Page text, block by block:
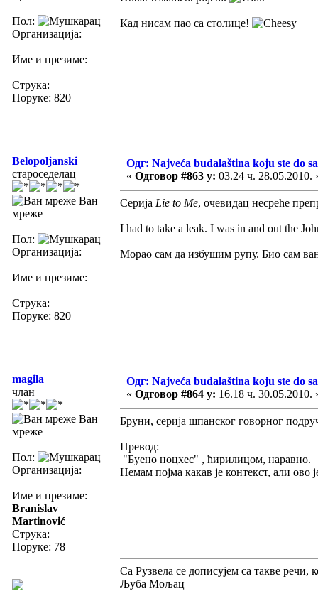
Пол:
Организација:
Име и презиме:
Струка:
Поруке: 820
Кад нисам пао са столице!
Belopoljanski
староседелац
Ван
мреже
Пол:
Организација:
Име и презиме:
Струка:
Поруке: 820
Одг: Najveća budalaština koju ste do
« Одговор #863 у: 03.24 ч. 28.05.2010.
Серија Lie to Me, очевидац несреће
I had to take a leak. I was in and out the
Морао сам да избушим рупу. Био сам
magila
члан
Ван
мреже
Пол:
Организација:
Име и презиме:
Branislav
Martinović
Струка:
Поруке: 78
Одг: Najveća budalaština koju ste do
« Одговор #864 у: 16.18 ч. 30.05.2010.
Бруни, серија шпанског говорног
Превод:
"Буено ноцхес" , ћирилицом, наравно.
Немам појма какав је контекст, али ово
Са Рузвела се дописујем са такве
Љуба Мољац